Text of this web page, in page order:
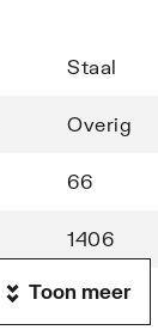
Staal
Overig
66
1406
500
Toon meer